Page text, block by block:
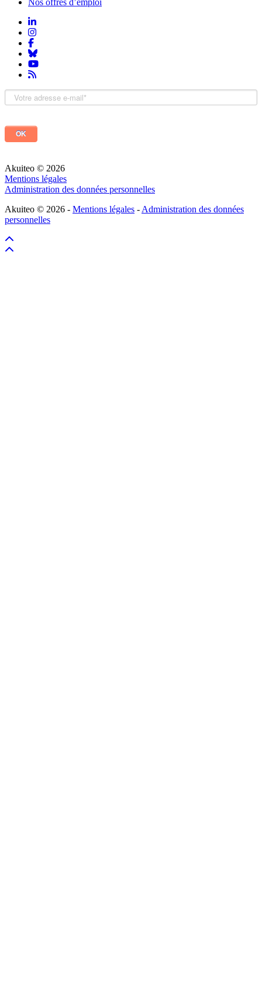
Nos offres d’emploi
Akuiteo © 2026
Mentions légales
Administration des données personnelles
Akuiteo © 2026 - Mentions légales - Administration des données
personnelles